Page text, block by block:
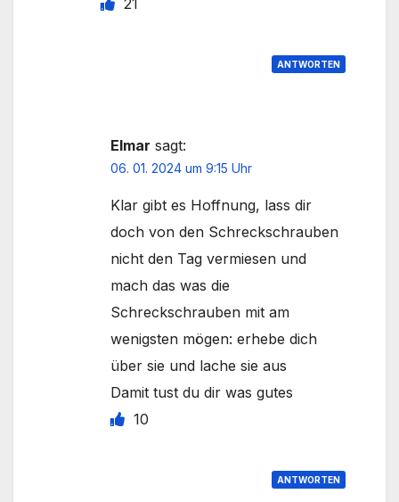
21
ANTWORTEN
Elmar sagt:
06. 01. 2024 um 9:15 Uhr
Klar gibt es Hoffnung, lass dir
doch von den Schreckschrauben
nicht den Tag vermiesen und
mach das was die
Schreckschrauben mit am
wenigsten mögen: erhebe dich
über sie und lache sie aus
Damit tust du dir was gutes
10
ANTWORTEN